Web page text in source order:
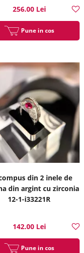
256.00 Lei
Pune in cos
din 2 inele de
din argint cu zirconia
12-1-i33221R
142.00 Lei
Pune in cos